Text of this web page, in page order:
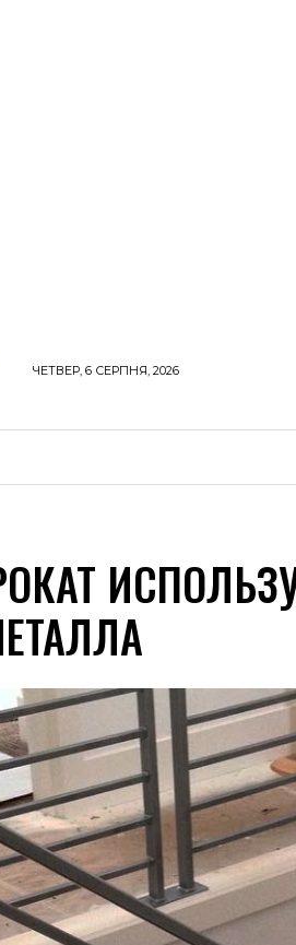
ЧЕТВЕР, 6 СЕРПНЯ, 2026